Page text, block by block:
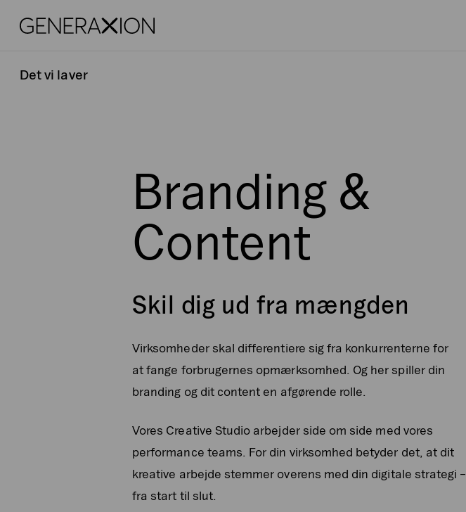
Generaxion
Det vi laver
Branding &
Content
Skil dig ud fra mængden
Virksomheder skal differentiere sig fra konkurrenterne for
at fange forbrugernes opmærksomhed. Og her spiller din
branding og dit content en afgørende rolle.
Vores Creative Studio arbejder side om side med vores
performance teams. For din virksomhed betyder det, at dit
kreative arbejde stemmer overens med din digitale strategi –
fra start til slut.